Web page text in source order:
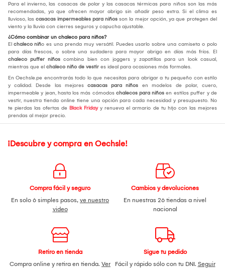
Para el invierno, las casacas de polar y las casacas térmicas para niños son las más
recomendadas, ya que ofrecen mayor abrigo sin añadir peso extra. Si el clima es
lluvioso, las casacas impermeables para niños son la mejor opción, ya que protegen del
viento y la lluvia con cierres seguros y capucha ajustable.
¿Cómo combinar un chaleco para niños?
El chaleco niño es una prenda muy versátil. Puedes usarlo sobre una camiseta o polo
para días frescos, o sobre una sudadera para mayor abrigo en días más fríos. El
chaleco puffer niños combina bien con joggers y zapatillas para un look casual,
mientras que el chaleco niño de vestir es ideal para ocasiones más formales.
En Oechsle.pe encontrarás todo lo que necesitas para abrigar a tu pequeño con estilo
y calidad. Desde las mejores casacas para niños en modelos de polar, cuero,
impermeable y jean, hasta los más cómodos chalecos para niños en estilos puffer y de
vestir, nuestra tienda online tiene una opción para cada necesidad y presupuesto. No
te pierdas las ofertas de Black Fridayy renueva el armario de tu hijo con las mejores
prendas al mejor precio.
¡Descubre y compra en Oechsle!
Compra fácil y seguro
En solo 6 simples pasos, ve nuestro
video
Cambios y devoluciones
En nuestras 26 tiendas a nivel
nacional
Retiro en tienda
Compra online y retira en tienda. Ver
Sigue tu pedido
Fácil y rápido sólo con tu DNI. Seguir